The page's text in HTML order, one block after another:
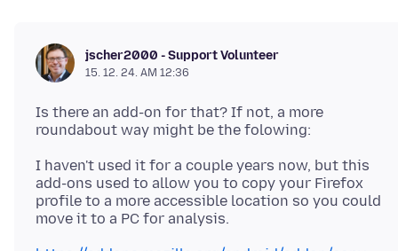
jscher2000 - Support Volunteer
15. 12. 24. AM 12:36
Is there an add-on for that? If not, a more
I haven't used it for a couple years now, but this
add-ons used to allow you to copy your Firefox
profile to a more accessible location so you could